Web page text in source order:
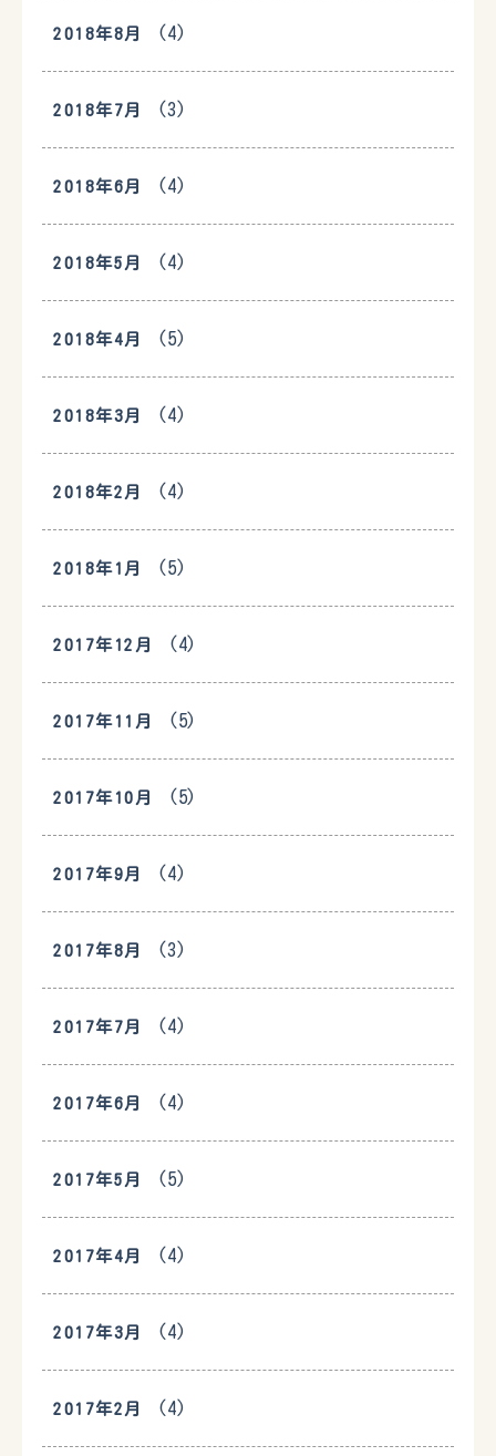
2018年8月 (4)
2018年7月 (3)
2018年6月 (4)
2018年5月 (4)
2018年4月 (5)
2018年3月 (4)
2018年2月 (4)
2018年1月 (5)
2017年12月 (4)
2017年11月 (5)
2017年10月 (5)
2017年9月 (4)
2017年8月 (3)
2017年7月 (4)
2017年6月 (4)
2017年5月 (5)
2017年4月 (4)
2017年3月 (4)
2017年2月 (4)